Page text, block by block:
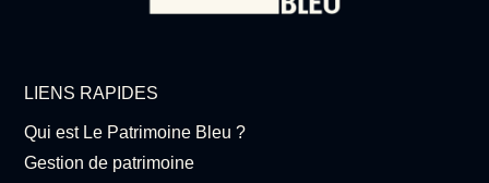
LIENS RAPIDES
Qui est Le Patrimoine Bleu ?
Gestion de patrimoine